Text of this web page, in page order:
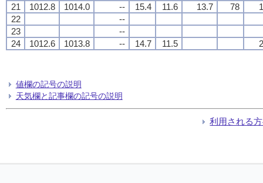
21
1012.8 1014.0 -- 15.4 11.6 13.7 78
22
--
23
--
24
1012.6 1013.8 -- 14.7 11.5
値欄の記号の説明
天気欄と記事欄の記号の説明
利用される